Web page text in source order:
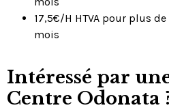
17,5€/H HTVA pour plus
mois
Intéressé par
Centre Odonata